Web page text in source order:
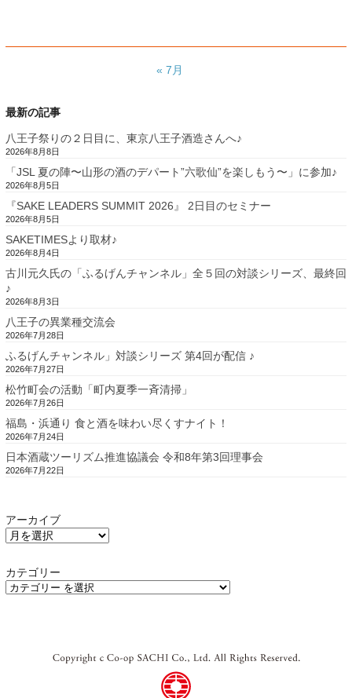
« 7月
最新の記事
八王子祭りの２日目に、東京八王子酒造さんへ♪
2026年8月8日
「JSL 夏の陣〜山形の酒のデパート”六歌仙”を楽しもう〜」に参加♪
2026年8月5日
『SAKE LEADERS SUMMIT 2026』 2日目のセミナー
2026年8月5日
SAKETIMESより取材♪
2026年8月4日
古川元久氏の「ふるげんチャンネル」全５回の対談シリーズ、最終回
♪
2026年8月3日
八王子の異業種交流会
2026年7月28日
ふるげんチャンネル」対談シリーズ 第4回が配信 ♪
2026年7月27日
松竹町会の活動「町内夏季一斉清掃」
2026年7月26日
福島・浜通り 食と酒を味わい尽くすナイト！
2026年7月24日
日本酒蔵ツーリズム推進協議会 令和8年第3回理事会
2026年7月22日
アーカイブ
カテゴリー